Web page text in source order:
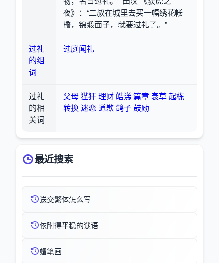
夜》：“二叔在城里去买一幅绣花帐
檐，锦缎面子，就要过礼了。”
过礼
的组
词
过庭闻礼
过礼
的相
关词
父母 狴犴 理财 皓溔 篇章 衰草 起栋
转换 迷恋 道歉 鸽子 鼓励
最近搜索
送交繁体怎么写
依附得平稳的谜语
蝐笔画